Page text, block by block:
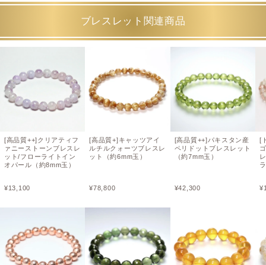
ブレスレット関連商品
[高品質++]クリアティフ
ァニーストーンブレスレ
ット/フローライトイン
オパール（約8mm玉）
¥13,100
[高品質+]キャッツアイ
ルチルクォーツブレスレ
ット（約6mm玉）
¥78,800
[高品質++]パキスタン産
ペリドットブレスレット
（約7mm玉）
¥42,300
[
¥